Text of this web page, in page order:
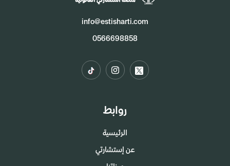
info@estisharti.com
0566698858
روابط
الرئيسية
عن إستشارتي